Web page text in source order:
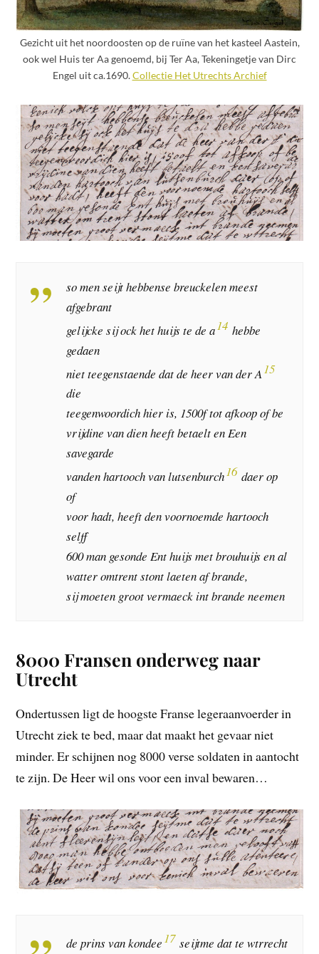
Gezicht uit het noordoosten op de ruïne van het kasteel Aastein,
ook wel Huis ter Aa genoemd, bij Ter Aa, Tekeningetje van Dirc
Engel uit ca.1690.Collectie Het Utrechts Archief
so men seijt hebbense breuckelen meest
afgebrant
gelijcke sij ock het huijs te de a14 hebbe
gedaen
niet teegenstaende dat de heer van der A15
die
teegenwoordich hier is, 1500f tot afkoop of be
vrijdine van dien heeft betaelt en Een
savegarde
vanden hartooch van lutsenburch16 daer op
of
voor hadt, heeft den voornoemde hartooch
selff
600 man gesonde Ent huijs met brouhuijs en al
watter omtrent stont laeten af brande,
sij moeten groot vermaeck int brande neemen
8000 Fransen onderweg naar
Utrecht
Ondertussen ligt de hoogste Franse legeraanvoerder in
Utrecht ziek te bed, maar dat maakt het gevaar niet
minder. Er schijnen nog 8000 verse soldaten in aantocht
te zijn. De Heer wil ons voor een inval bewaren…
de prins van kondee17 seijtme dat te wtrrecht